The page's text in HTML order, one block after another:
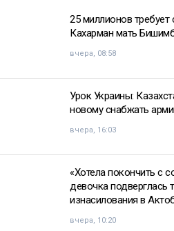
25 миллионов
Кахарман мать
вчера, 08:58
Урок Украины:
новому снабжать
вчера, 16:03
«Хотела покончить с
девочка подверглась
изнасилования в
вчера, 10:20